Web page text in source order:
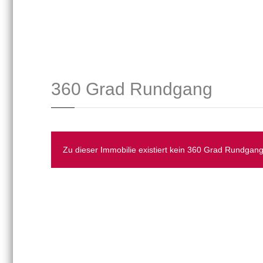
360 Grad Rundgang
Zu dieser Immobilie existiert kein 360 Grad